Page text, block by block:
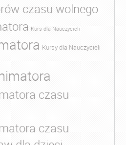
czasu wolnego
Kurs dla Nauczycieli
Kursy dla Nauczycieli
czasu
czasu